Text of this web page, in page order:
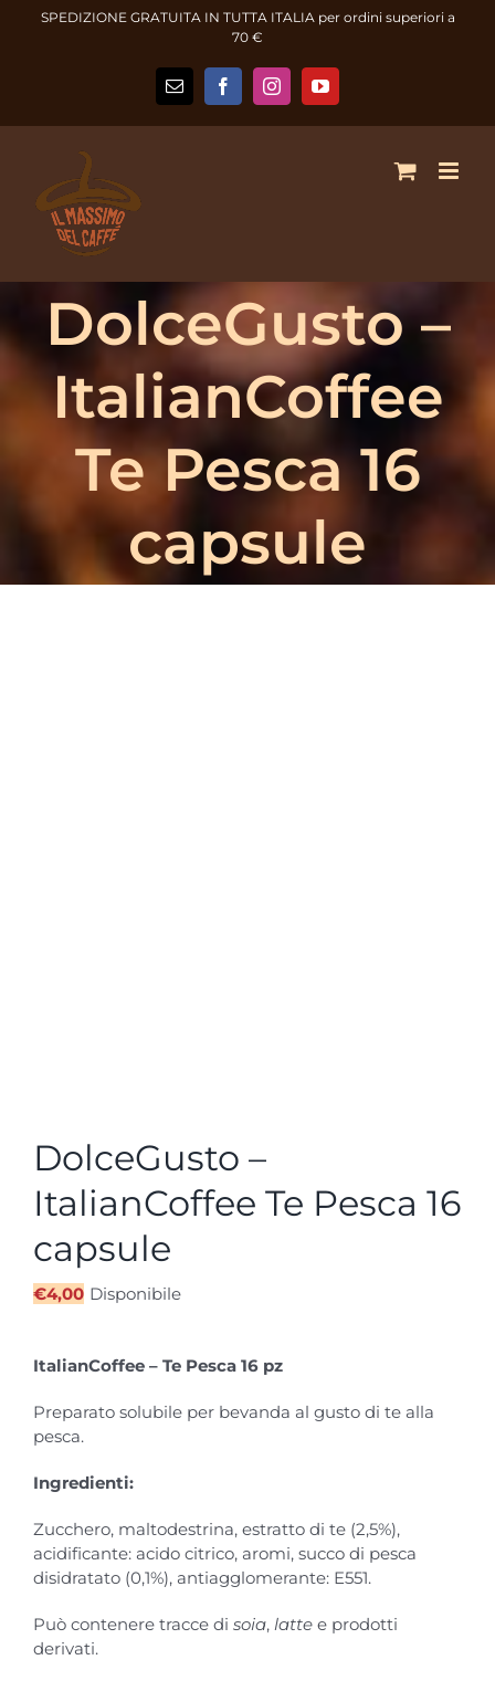
SPEDIZIONE GRATUITA IN TUTTA ITALIA per ordini superiori a
70 €
Email FacebookInstagramYouTube
DolceGusto –
ItalianCoffee
Te Pesca 16
capsule
DolceGusto –
ItalianCoffee Te Pesca 16
capsule
€4,00 Disponibile
ItalianCoffee – Te Pesca 16 pz
Preparato solubile per bevanda al gusto di te alla
pesca.
Ingredienti:
Zucchero, maltodestrina, estratto di te (2,5%),
acidificante: acido citrico, aromi, succo di pesca
disidratato (0,1%), antiagglomerante: E551.
Può contenere tracce di soia, latte e prodotti
derivati.